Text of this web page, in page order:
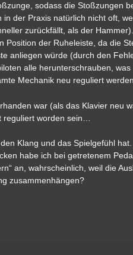
sodass die Stoßzungen
der Praxis natürlich nicht oft,
zurückfällt, als der Hammer).
Position der Ruheleiste, da die
anliegen würde (durch den
alle herunterschrauben,
Mechanik neu reguliert werden.
war (als das Klavier neu
worden sein…
Klang und das Spielgefühl
habe ich bei getretenem
an, wahrscheinlich, weil die
zusammenhängen?